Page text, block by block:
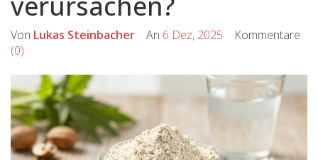
Von Lukas Steinbacher An 6 Dez, 2025 Kommentare
(0)